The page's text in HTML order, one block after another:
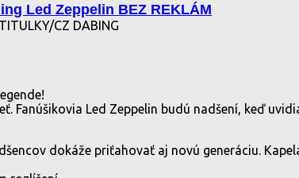
Led Zeppelin BEZ REKLÁM
CZ DABING
Led Zeppelin budú nadšení, keď
dokáže priťahovať aj novú generáciu.